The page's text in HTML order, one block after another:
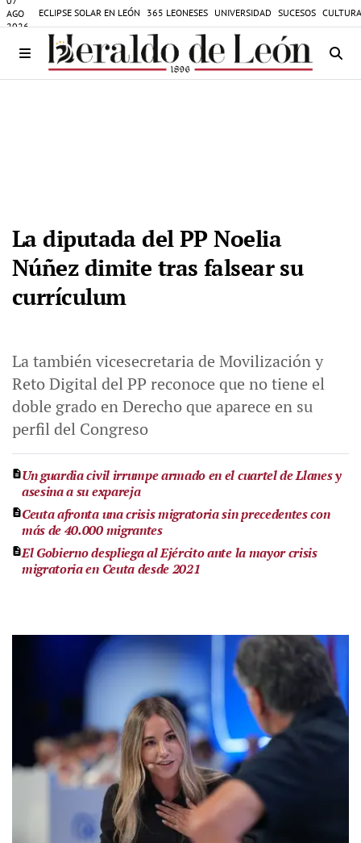
AGO
2026
ECLIPSE SOLAR EN LEÓN 365 LEONESES UNIVERSIDAD SUCESOS
La diputada del PP Noelia
Núñez dimite tras falsear su
currículum
La también vicesecretaria de Movilización y
Reto Digital del PP reconoce que no tiene el
doble grado en Derecho que aparece en su
perfil del Congreso
Un guardia civil irrumpe armado en el cuartel de Llanes y
asesina a su expareja
Ceuta afronta una crisis migratoria sin precedentes con
más de 40.000 migrantes
El Gobierno despliega al Ejército ante la mayor crisis
migratoria en Ceuta desde 2021